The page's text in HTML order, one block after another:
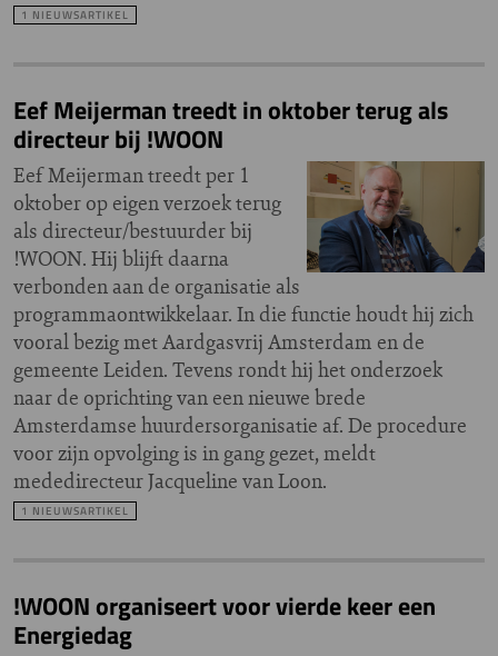
1 NIEUWSARTIKEL
Eef Meijerman treedt in oktober terug als
directeur bij !WOON
Eef Meijerman treedt per 1
oktober op eigen verzoek terug
als directeur/bestuurder bij
!WOON. Hij blijft daarna
verbonden aan de organisatie als
programmaontwikkelaar. In die functie houdt hij zich
vooral bezig met Aardgasvrij Amsterdam en de
gemeente Leiden. Tevens rondt hij het onderzoek
naar de oprichting van een nieuwe brede
Amsterdamse huurdersorganisatie af. De procedure
voor zijn opvolging is in gang gezet, meldt
mededirecteur Jacqueline van Loon.
1 NIEUWSARTIKEL
!WOON organiseert voor vierde keer een
Energiedag